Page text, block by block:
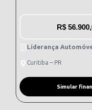
R$
Liderança
Curitiba – PR
Simular